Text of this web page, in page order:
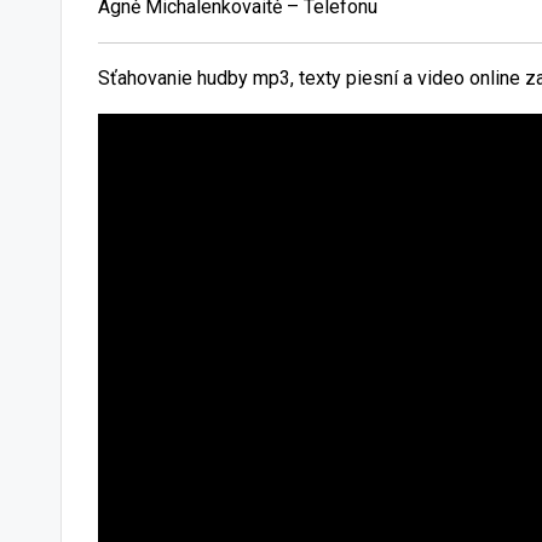
Agnė Michalenkovaitė – Telefonu
Sťahovanie hudby mp3, texty piesní a video online